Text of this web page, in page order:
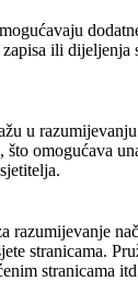
ili dijeljenja
u
što omogućava
razumijevanje
stranicama.
stranicama